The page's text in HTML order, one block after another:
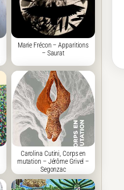
Marie Frécon – Apparitions
– Saurat
Carolina Cutini, Corps en
mutation – Jérôme Grivel –
Segonzac